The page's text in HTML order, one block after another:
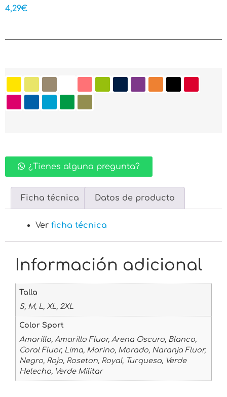
4,29€
¿Tienes alguna pregunta?
Ficha técnica Datos de producto
Ver ficha técnica
Información adicional
Talla
S, M, L, XL, 2XL
Color Sport
Amarillo, Amarillo Fluor, Arena Oscuro, Blanco,
Coral Fluor, Lima, Marino, Morado, Naranja Fluor,
Negro, Rojo, Roseton, Royal, Turquesa, Verde
Helecho, Verde Militar